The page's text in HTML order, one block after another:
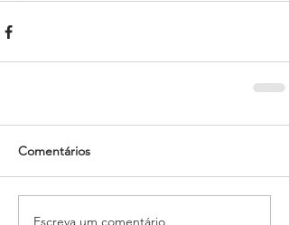
Comentários
Escreva um comentário